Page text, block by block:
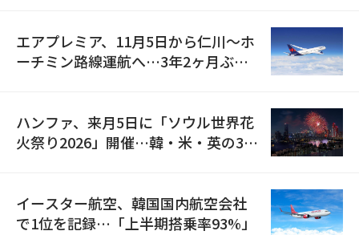
エアプレミア、11月5日から仁川〜ホ
ーチミン路線運航へ…3年2ヶ月ぶり
ハンファ、来月5日に「ソウル世界花
火祭り2026」開催…韓・米・英の3カ
イースター航空、韓国国内航空会社
で1位を記録…「上半期搭乗率93%」